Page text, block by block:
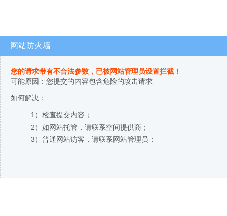
网站防火墙
您的请求带有不合法参数，已被网站管理员设置拦截！
可能原因：您提交的内容包含危险的攻击请求
如何解决：
1）检查提交内容；
2）如网站托管，请联系空间提供商；
3）普通网站访客，请联系网站管理员；